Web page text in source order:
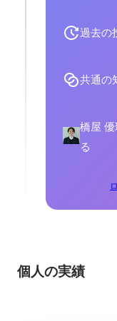
過去の
共通の
橋屋
る
個人の実績